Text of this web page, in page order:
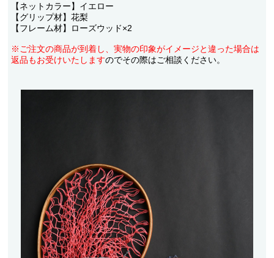
【ネットカラー】イエロー
【グリップ材】花梨
【フレーム材】ローズウッド×2
※ご注文の商品が到着し、実物の印象がイメージと違った場合は
返品もお受けいたしますのでその際はご相談ください。